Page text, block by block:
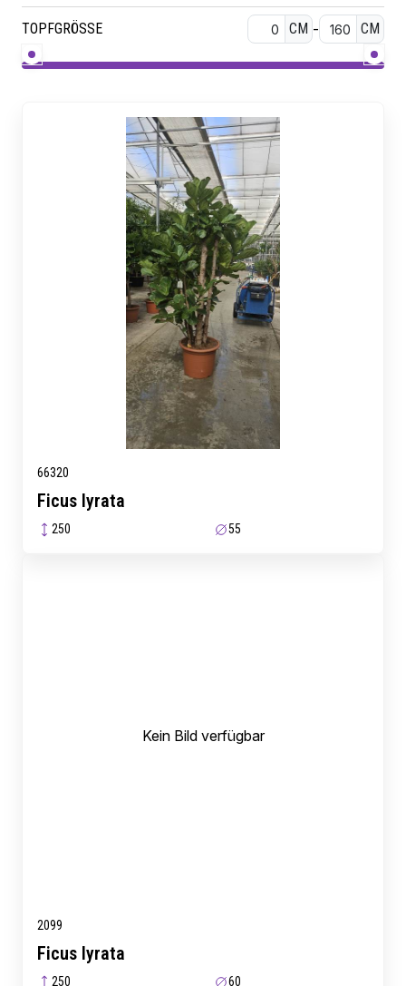
TOPFGRÖSSE CM - CM
66320
Ficus lyrata
250 55
Kein Bild verfügbar
2099
Ficus lyrata
250 60